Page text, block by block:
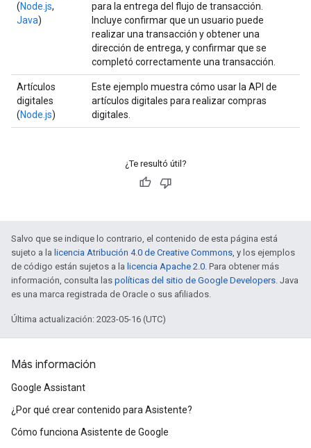
(Node.js,
Java)
para la entrega del flujo de transacción.
Incluye confirmar que un usuario puede
realizar una transacción y obtener una
dirección de entrega, y confirmar que se
completó correctamente una transacción.
Artículos
digitales
(Node.js)
Este ejemplo muestra cómo usar la API de
artículos digitales para realizar compras
digitales.
¿Te resultó útil?
Salvo que se indique lo contrario, el contenido de esta página está
sujeto a la licencia Atribución 4.0 de Creative Commons, y los ejemplos
de código están sujetos a la licencia Apache 2.0. Para obtener más
información, consulta las políticas del sitio de Google Developers. Java
es una marca registrada de Oracle o sus afiliados.
Última actualización: 2023-05-16 (UTC)
Más información
Google Assistant
¿Por qué crear contenido para Asistente?
Cómo funciona Asistente de Google